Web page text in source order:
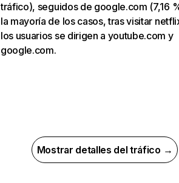
tráfico), seguidos de google.com (7,16
la mayoría de los casos, tras visitar
los usuarios se dirigen a youtube.com y
google.com.
Mostrar detalles del tráfico →